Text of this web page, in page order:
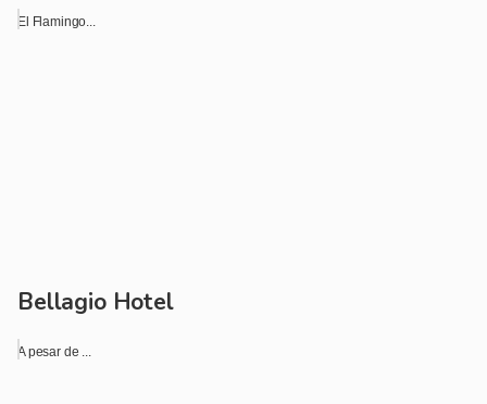
El Flamingo...
Bellagio Hotel
A pesar de ...